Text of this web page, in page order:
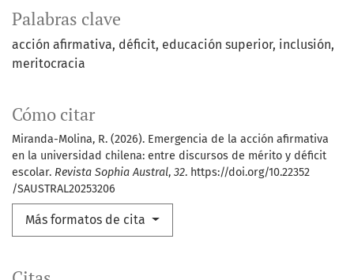
Palabras clave
acción afirmativa déficit educación superior inclusión
meritocracia
Cómo citar
Miranda-Molina, R. (2026). Emergencia de la acción afirmativa
en la universidad chilena: entre discursos de mérito y déficit
escolar. Revista Sophia Austral, 32. https://doi.org/10.22352
/SAUSTRAL20253206
Más formatos de cita